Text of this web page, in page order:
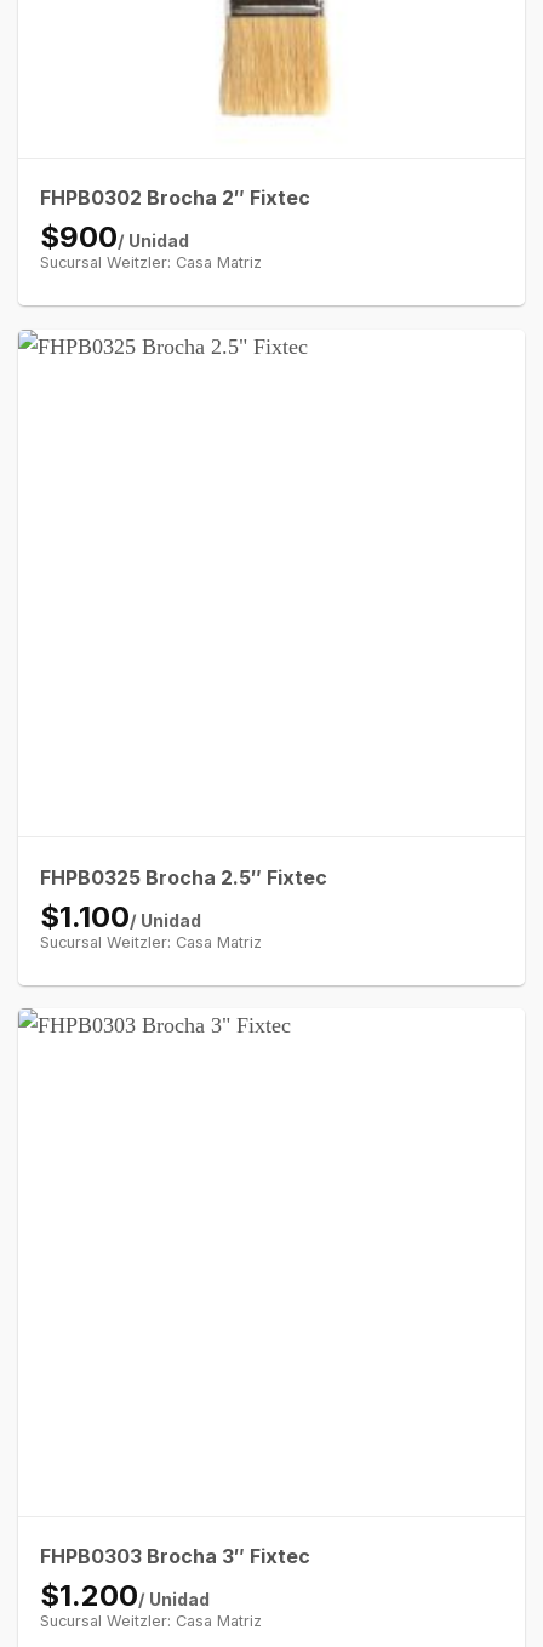
FHPB0302 Brocha 2″ Fixtec
$900/ Unidad
Sucursal Weitzler: Casa Matriz
FHPB0325 Brocha 2.5″ Fixtec
$1.100/ Unidad
Sucursal Weitzler: Casa Matriz
FHPB0303 Brocha 3″ Fixtec
$1.200/ Unidad
Sucursal Weitzler: Casa Matriz